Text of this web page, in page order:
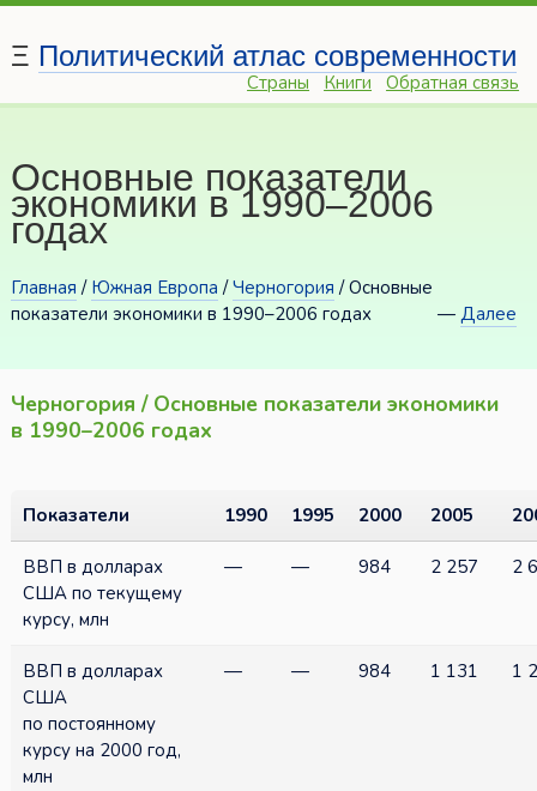
Ξ Политический атлас современности
Страны Книги Обратная связь
Основные показатели
экономики в 1990–2006
годах
Главная / Южная Европа /Черногория / Основные
показатели экономики в 1990–2006 годах
—Далее
Черногория / Основные показатели экономики
в 1990–2006 годах
Показатели 1990 1995 2000 2005
ВВП в долларах
США по текущему
курсу, млн
— — 984 2 257 2
ВВП в долларах
США
по постоянному
курсу на 2000 год,
млн
— — 984 1 131 1